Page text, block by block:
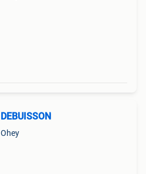
DEBUISSON
Ohey